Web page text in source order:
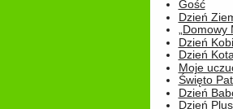
Gość
Dzień
Dzień
Dzień
Moje
Święto
Dzień
Dzień